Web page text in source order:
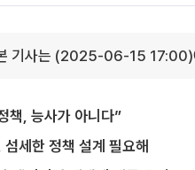
기사는 (2025-06-15 17:00)
책, 능사가 아니다”
섬세한 정책 설계 필요해